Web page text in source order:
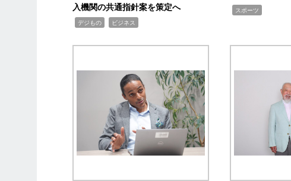
入機関の共通指針案を策定へ
デジもの ビジネス
スポーツ